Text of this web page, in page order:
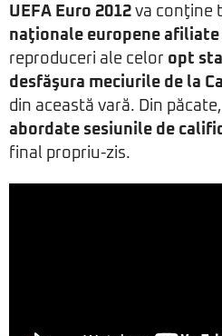
UEFA Euro 2012 va conţine
naţionale europene afiliate
reproduceri ale celor opt
desfăşura meciurile de la
din această vară. Din păcate,
abordate sesiunile de
final propriu-zis.